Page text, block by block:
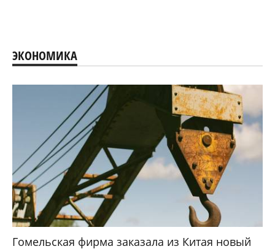
ЭКОНОМИКА
Гомельская фирма заказала из Китая новый